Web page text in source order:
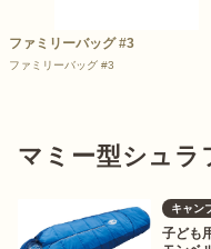
ファミリーバッグ #3
ファミリーバッグ #3
マミー型シュラ
キャン
子ども